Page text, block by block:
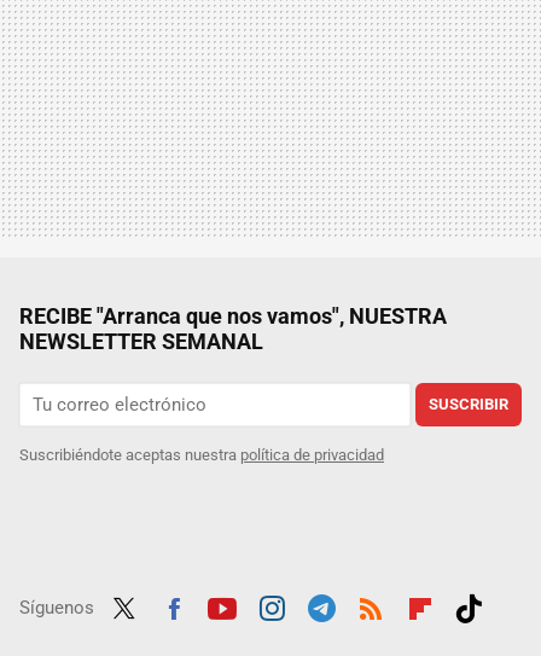
RECIBE "Arranca que nos vamos", NUESTRA
NEWSLETTER SEMANAL
SUSCRIBIR
Suscribiéndote aceptas nuestra política de privacidad
Síguenos